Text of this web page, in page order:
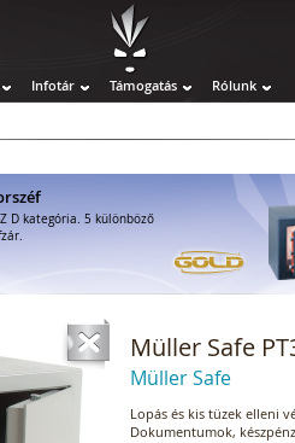
Infotár Támogatás Rólunk
D kategória. 5 különböző
Müller Safe
Müller Safe
Lopás és kis tüzek elleni
Dokumentumok,